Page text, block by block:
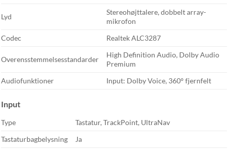
Lyd
Stereohøjttalere, dobbelt array-
mikrofon
Codec
Realtek ALC3287
Overensstemmelsesstandarder
High Definition Audio, Dolby Audio
Premium
Audiofunktioner
Input: Dolby Voice, 360° fjernfelt
Input
Type
Tastatur, TrackPoint, UltraNav
Tastaturbagbelysning
Ja